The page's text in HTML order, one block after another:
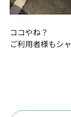
ココやね？
ご利用者様もシ